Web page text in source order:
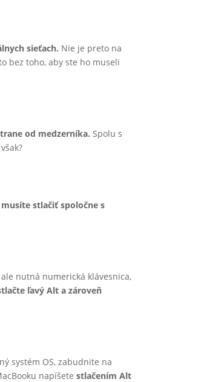
sieťach. Nie je preto na
bez toho, aby ste ho museli
od medzerníka. Spolu s
stlačiť spoločne s
nutná numerická klávesnica,
ľavý Alt a zároveň
systém OS, zabudnite na
napíšete stlačením Alt